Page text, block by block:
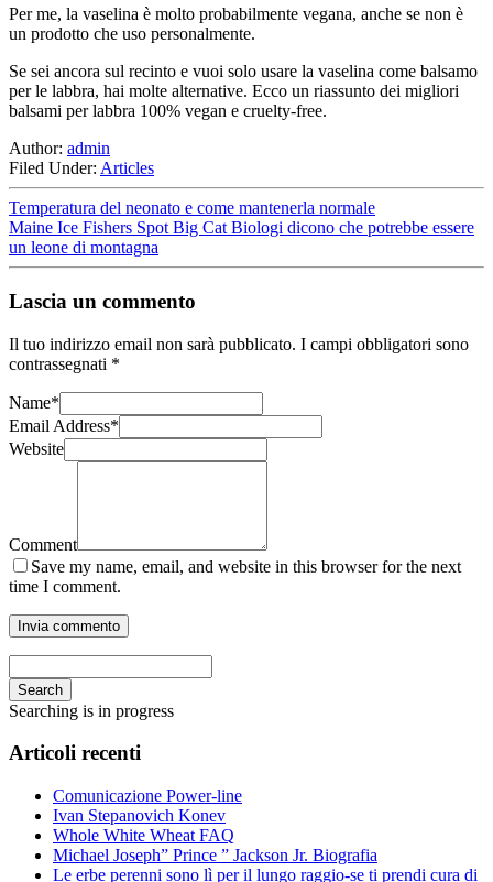
Per me, la vaselina è molto probabilmente vegana, anche se non è
un prodotto che uso personalmente.
Se sei ancora sul recinto e vuoi solo usare la vaselina come balsamo
per le labbra, hai molte alternative. Ecco un riassunto dei migliori
balsami per labbra 100% vegan e cruelty-free.
Author: admin
Filed Under: Articles
Temperatura del neonato e come mantenerla normale
Maine Ice Fishers Spot Big Cat Biologi dicono che potrebbe essere
un leone di montagna
Lascia un commento
Il tuo indirizzo email non sarà pubblicato. I campi obbligatori sono
contrassegnati *
Name*
Email Address*
Website
Comment
Save my name, email, and website in this browser for the next
time I comment.
Search
Searching is in progress
Articoli recenti
Comunicazione Power-line
Ivan Stepanovich Konev
Whole White Wheat FAQ
Michael Joseph” Prince ” Jackson Jr. Biografia
Le erbe perenni sono lì per il lungo raggio-se ti prendi cura di